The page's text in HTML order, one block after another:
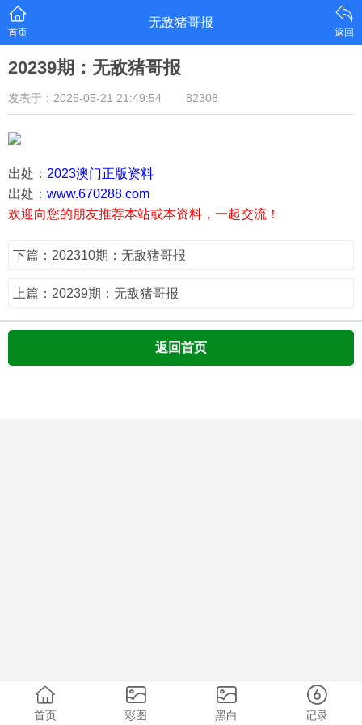
首页
无敌猪哥报
返回
20239期：无敌猪哥报
发表于：2026-05-21 21:49:54 82308
出处： 2023澳门正版资料
出处： www.670288.com
欢迎向您的朋友推荐本站或本资料，一起交流！
下篇：202310期：无敌猪哥报
上篇：20239期：无敌猪哥报
返回首页
首页 彩图 黑白 记录